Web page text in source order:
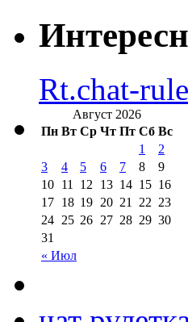
Rt.chat-
Август 2026
Пн Вт Ср Чт Пт Сб Вс
« Июл
1
2
3
4 5 6 7 8
9
10 11 12 13 14 15 16
17 18 19 20 21 22 23
24 25 26 27 28 29 30
31